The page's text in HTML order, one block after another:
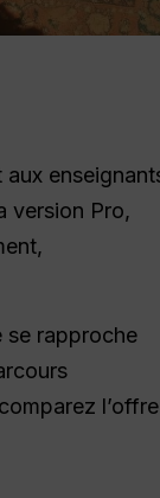
version Pro,
se rapproche
l’offre